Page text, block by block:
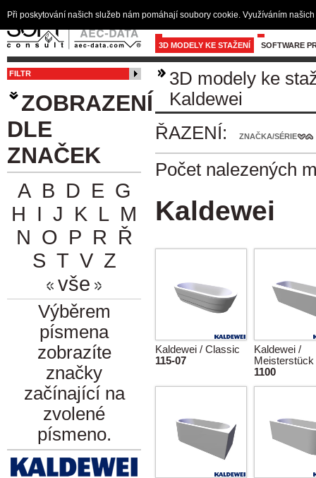
3D MODELY KE STAŽENÍ SOFTWARE
FILTR
ZOBRAZENÍ
DLE
ZNAČEK
A B D E G
H I J K L M
N O P R Ř
S T V Z
vše
Výběrem
písmena
zobrazíte
značky
začínající na
zvolené
písmeno.
3D modely ke
Kaldewei
ŘAZENÍ:
ZNAČKA/SÉRIE
Počet nalezených
Kaldewei
Kaldewei / Classic
115-07
Kaldewei /
Meisterstück
1100
Při poskytování našich služeb nám pomáhají soubory cookie. Využíváním